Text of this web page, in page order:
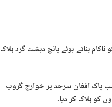
بناتے ہوئے پانچ دہشت گرد ہلاک
مطابق 18 اور 19 جنوری کی درمیانی شب پاک افغان سرحد پر خوارج گروپ
کو ہلاک کر دیا۔